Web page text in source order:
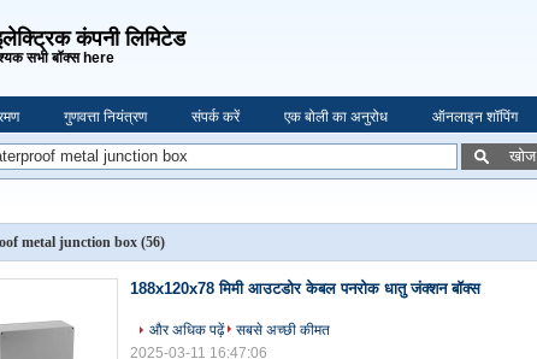
कंपनी लिमिटेड
सभी बॉक्स here
गुणवत्ता नियंत्रण संपर्क करें एक बोली का अनुरोध ऑनलाइन शॉपिंग
खोज
metal junction box (56)
188x120x78 मिमी आउटडोर केबल पनरोक धातु जंक्शन बॉक्स
और अधिक पढ़ें
सबसे अच्छी कीमत
2025-03-11 16:47:06